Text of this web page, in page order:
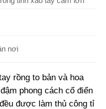
nơi
rồng to bản và hoa
phong cách cổ điển
được làm thủ công tỉ